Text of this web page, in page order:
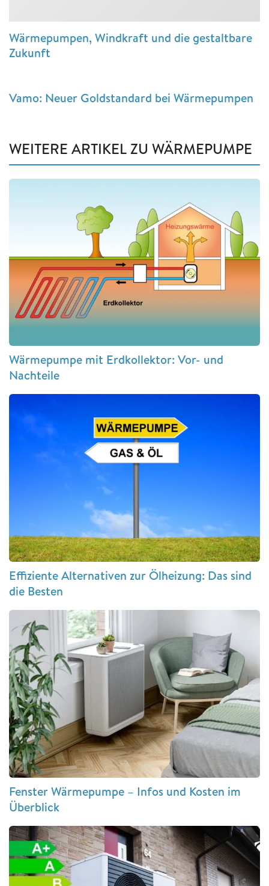
Wärmepumpen, Windkraft und die gestaltbare
Zukunft
Vamo: Neuer Goldstandard bei Wärmepumpen
WEITERE ARTIKEL ZU WÄRMEPUMPE
Wärmepumpe mit Erdkollektor: Vor- und
Nachteile
Effiziente Alternativen zur Ölheizung: Das sind
die Besten
Fenster Wärmepumpe – Infos und Kosten im
Überblick